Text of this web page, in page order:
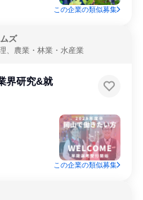
この企業の類似募集
ズ
、農業・林業・水産業
界研究&就
この企業の類似募集